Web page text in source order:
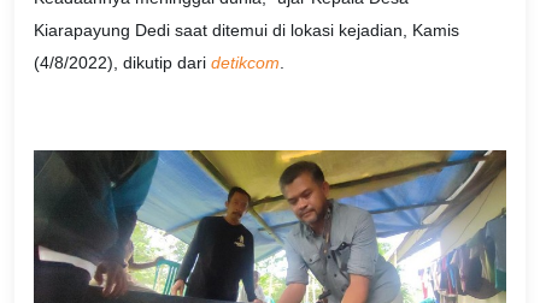
Kiarapayung Dedi saat ditemui di lokasi kejadian, Kamis
(4/8/2022), dikutip dari detikcom